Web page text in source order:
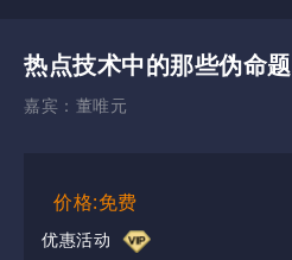
热点技术中的那些伪命题
嘉宾： 董唯元
价格:免费
优惠活动